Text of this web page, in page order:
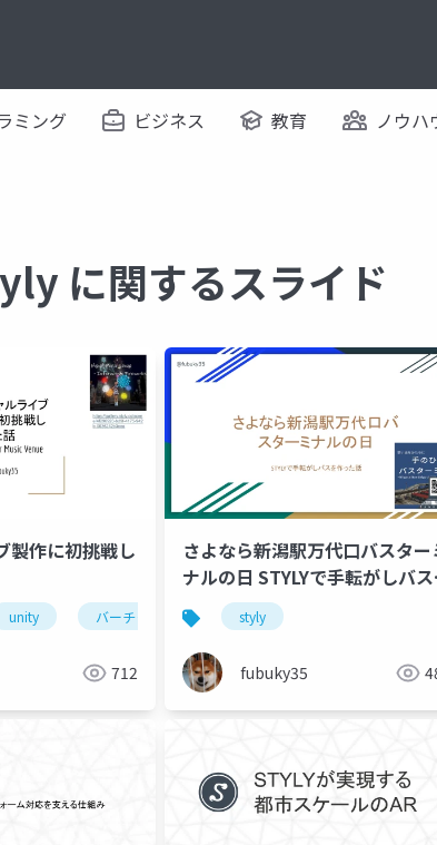
ミング ビジネス 教育 ノウハ
に関するスライド
製作に初挑戦し
unity バーチャルライブ hmv2024
712
さよなら新潟駅万代口バスター
ナルの日 STYLYで手転がしバ
作った話styly
fubuky35